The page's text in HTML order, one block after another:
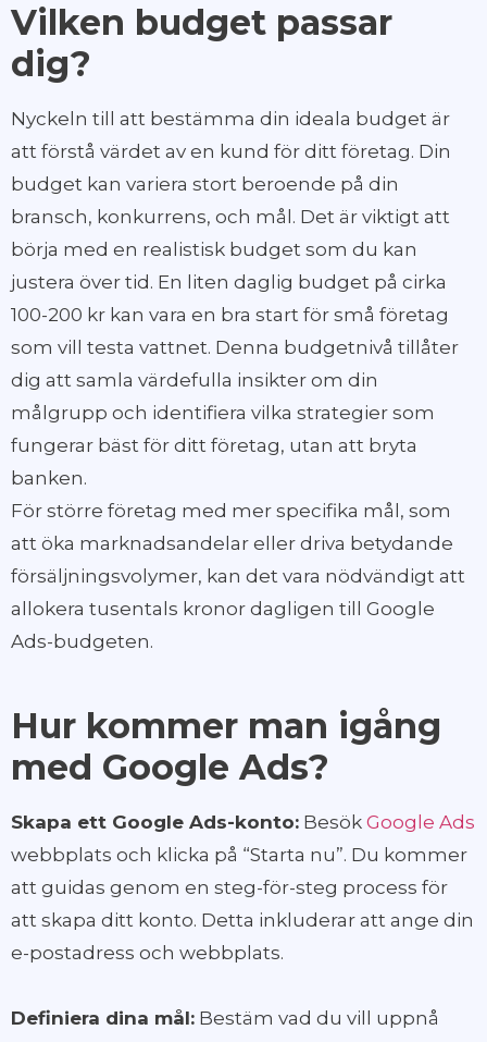
Vilken budget passar
dig?
Nyckeln till att bestämma din ideala budget är
att förstå värdet av en kund för ditt företag. Din
budget kan variera stort beroende på din
bransch, konkurrens, och mål. Det är viktigt att
börja med en realistisk budget som du kan
justera över tid. En liten daglig budget på cirka
100-200 kr kan vara en bra start för små företag
som vill testa vattnet. Denna budgetnivå tillåter
dig att samla värdefulla insikter om din
målgrupp och identifiera vilka strategier som
fungerar bäst för ditt företag, utan att bryta
banken.
För större företag med mer specifika mål, som
att öka marknadsandelar eller driva betydande
försäljningsvolymer, kan det vara nödvändigt att
allokera tusentals kronor dagligen till Google
Ads-budgeten.
Hur kommer man igång
med Google Ads?
Skapa ett Google Ads-konto: Besök Google Ads
webbplats och klicka på “Starta nu”. Du kommer
att guidas genom en steg-för-steg process för
att skapa ditt konto. Detta inkluderar att ange din
e-postadress och webbplats.
Definiera dina mål: Bestäm vad du vill uppnå